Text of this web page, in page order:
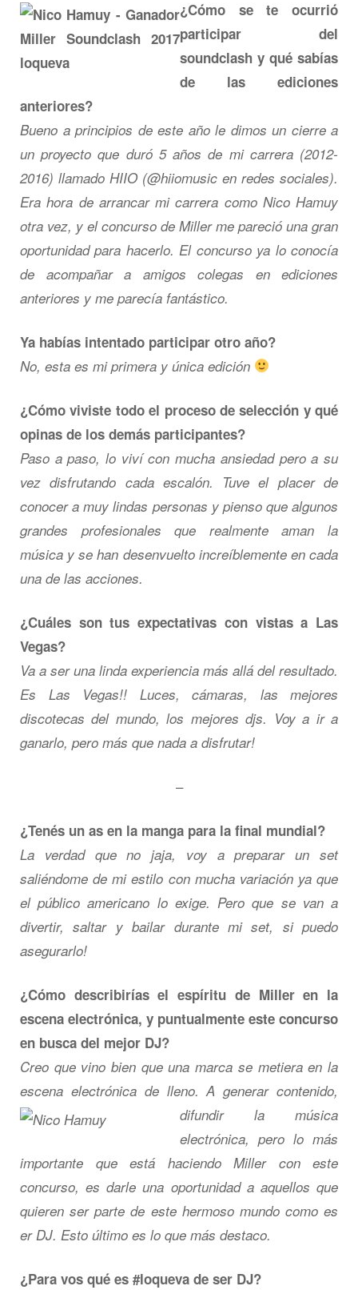
¿Cómo se te ocurrió
participar del
soundclash y qué sabías
de las ediciones
anteriores?
Bueno a principios de este año le dimos un cierre a
un proyecto que duró 5 años de mi carrera (2012-
2016) llamado HIIO (@hiiomusic en redes sociales).
Era hora de arrancar mi carrera como Nico Hamuy
otra vez, y el concurso de Miller me pareció una gran
oportunidad para hacerlo. El concurso ya lo conocía
de acompañar a amigos colegas en ediciones
anteriores y me parecía fantástico.
Ya habías intentado participar otro año?
No, esta es mi primera y única edición
¿Cómo viviste todo el proceso de selección y qué
opinas de los demás participantes?
Paso a paso, lo viví con mucha ansiedad pero a su
vez disfrutando cada escalón. Tuve el placer de
conocer a muy lindas personas y pienso que algunos
grandes profesionales que realmente aman la
música y se han desenvuelto increíblemente en cada
una de las acciones.
¿Cuáles son tus expectativas con vistas a Las
Vegas?
Va a ser una linda experiencia más allá del resultado.
Es Las Vegas!! Luces, cámaras, las mejores
discotecas del mundo, los mejores djs. Voy a ir a
ganarlo, pero más que nada a disfrutar!
–
¿Tenés un as en la manga para la final mundial?
La verdad que no jaja, voy a preparar un set
saliéndome de mi estilo con mucha variación ya que
el público americano lo exige. Pero que se van a
divertir, saltar y bailar durante mi set, si puedo
asegurarlo!
¿Cómo describirías el espíritu de Miller en la
escena electrónica, y puntualmente este concurso
en busca del mejor DJ?
Creo que vino bien que una marca se metiera en la
escena electrónica de lleno. A generar contenido,
difundir la música
electrónica, pero lo más
importante que está haciendo Miller con este
concurso, es darle una oportunidad a aquellos que
quieren ser parte de este hermoso mundo como es
er DJ. Esto último es lo que más destaco.
¿Para vos qué es #loqueva de ser DJ?